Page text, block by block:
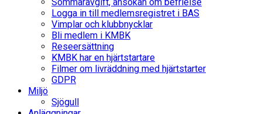
Logga in till medlemsregistret i BAS
Vimplar och klubbnycklar
Bli medlem i KMBK
Reseersättning
KMBK har en hjärtstartare
Filmer om livräddning med hjärtstarter
GDPR
Miljö
Sjögull